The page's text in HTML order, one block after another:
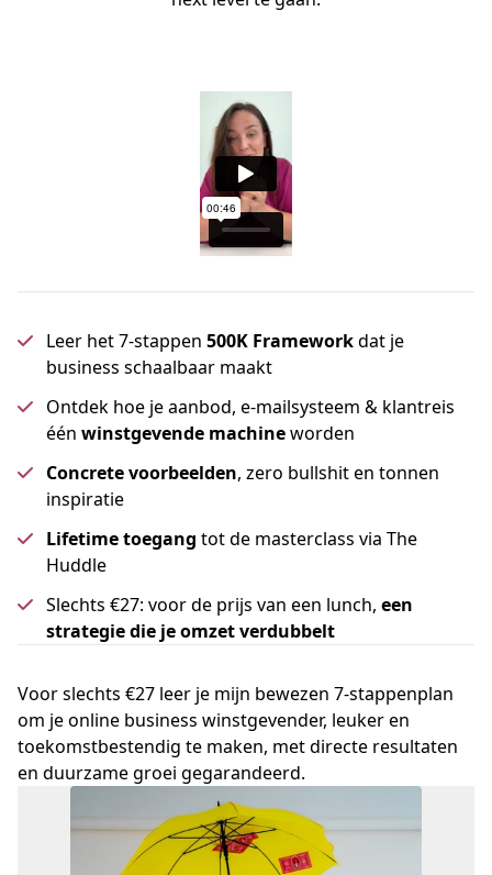
Leer het 7-stappen 500K Frameworkdat je
business schaalbaar maakt
Ontdek hoe je aanbod, e-mailsysteem & klantreis
één winstgevende machineworden
Concrete voorbeelden, zero bullshit en tonnen
inspiratie
Lifetime toegang tot de masterclass via The
Huddle
Slechts €27: voor de prijs van een lunch, een
strategie die je omzet verdubbelt
Voor slechts €27 leer je mijn bewezen 7-stappenplan
om je online business winstgevender, leuker en
toekomstbestendig te maken, met directe resultaten
en duurzame groei gegarandeerd.